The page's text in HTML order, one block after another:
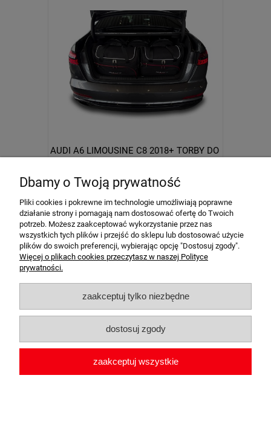
AUDI A6 LIMOUSINE C8 2018+ TORBY DO
1 631,00 zł
Dbamy o Twoją prywatność
Pliki cookies i pokrewne im technologie umożliwiają poprawne
działanie strony i pomagają nam dostosować ofertę do Twoich
potrzeb. Możesz zaakceptować wykorzystanie przez nas
wszystkich tych plików i przejść do sklepu lub dostosować użycie
plików do swoich preferencji, wybierając opcję "Dostosuj zgody".
Więcej o plikach cookies przeczytasz w naszej Polityce
prywatności.
zaakceptuj tylko niezbędne
dostosuj zgody
zaakceptuj wszystkie